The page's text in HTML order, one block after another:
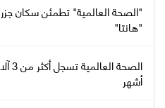
"الصحة العالمية" تطمئن سكان
"هانتا"
أشهر